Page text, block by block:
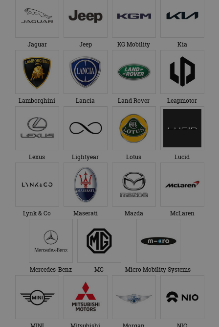
Jaguar Jeep KG Mobility Kia
Lamborghini Lancia Land Rover Leapmotor
Lexus Lightyear Lotus Lucid
Lynk & Co Maserati Mazda McLaren
Mercedes-Benz MG Micro Mobility Systems